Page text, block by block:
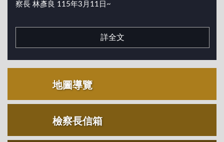
察長 林彥良 115年3月11日~
詳全文
地圖導覽
檢察長信箱